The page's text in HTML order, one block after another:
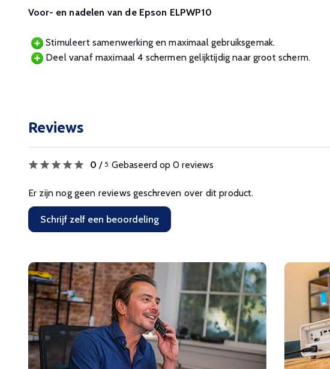
Voor- en nadelen van de Epson ELPWP10
Stimuleert samenwerking en maximaal gebruiksgemak.
Deel vanaf maximaal 4 schermen gelijktijdig naar groot scherm.
Reviews
0 / 5 Gebaseerd op 0 reviews
Er zijn nog geen reviews geschreven over dit product.
Schrijf zelf een beoordeling